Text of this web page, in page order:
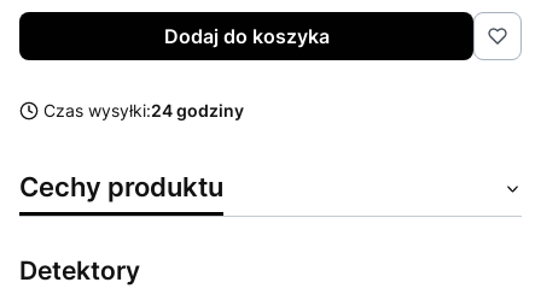
Dodaj do koszyka
Czas wysyłki:24 godziny
Cechy produktu
Detektory